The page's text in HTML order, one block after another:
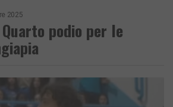
2025
podio per le